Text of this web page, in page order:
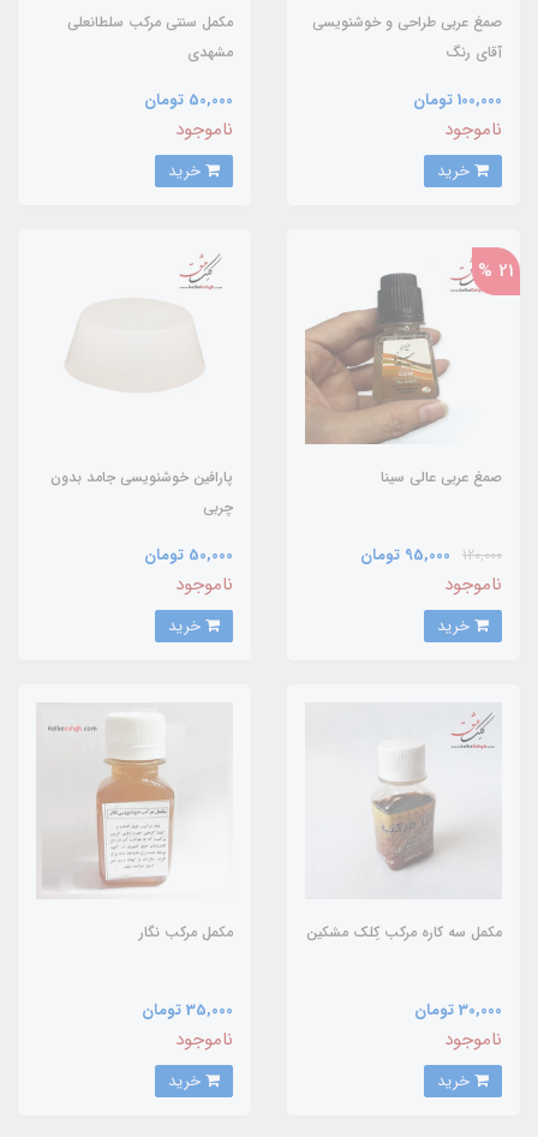
صمغ عربی طراحی و خوشنویسی
آقای رنگ
100,000 تومان
ناموجود
مکمل سنتی مرکب سلطانعلی
مشهدی
50,000 تومان
ناموجود
21 %
صمغ عربی عالی سینا
120,000 95,000 تومان
ناموجود
پارافین خوشنویسی جامد بدون
چربی
50,000 تومان
ناموجود
مکمل سه کاره مرکب کِلک مشکین
30,000 تومان
ناموجود
مکمل مرکب نگار
35,000 تومان
ناموجود